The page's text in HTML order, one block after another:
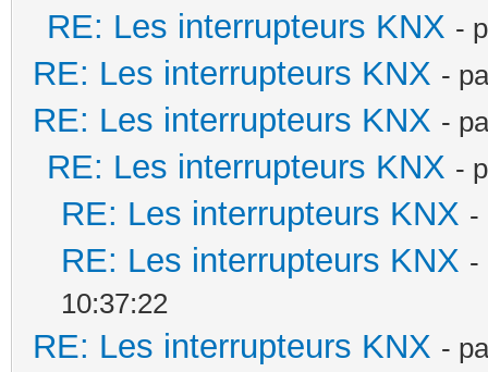
RE: Les interrupteurs KNX -
RE: Les interrupteurs KNX -
RE: Les interrupteurs KNX -
RE: Les interrupteurs KNX -
RE: Les interrupteurs KNX -
RE: Les interrupteurs KNX -
10:37:22
RE: Les interrupteurs KNX -